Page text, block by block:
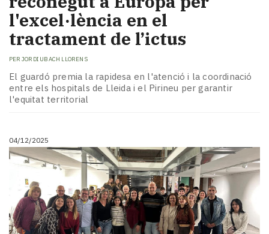
l'excel·lència en el
tractament de l’ictus
PER JORDI UBACH LLORENS
El guardó premia la rapidesa en l'atenció i la coordinació
entre els hospitals de Lleida i el Pirineu per garantir
l'equitat territorial
04/12/2025